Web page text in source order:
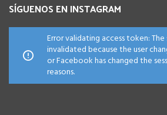
SÍGUENOS EN INSTAGRAM
Error validating access token: The
invalidated because the user
or Facebook has changed the
reasons.